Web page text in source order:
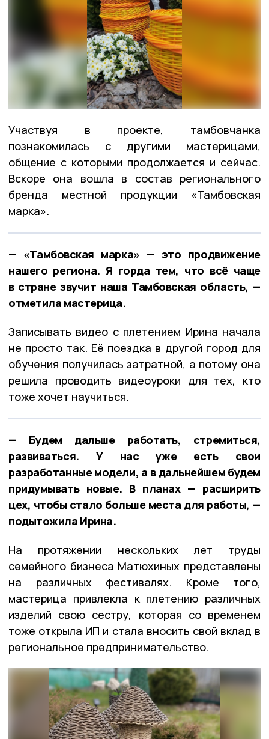
Участвуя в проекте, тамбовчанка
познакомилась с другими мастерицами,
общение с которыми продолжается и сейчас.
Вскоре она вошла в состав регионального
бренда местной продукции «Тамбовская
марка».
— «Тамбовская марка» — это продвижение
нашего региона. Я горда тем, что всё чаще
в стране звучит наша Тамбовская область, —
отметила мастерица.
Записывать видео с плетением Ирина начала
не просто так. Её поездка в другой город для
обучения получилась затратной, а потому она
решила проводить видеоуроки для тех, кто
тоже хочет научиться.
— Будем дальше работать, стремиться,
развиваться. У нас уже есть свои
разработанные модели, а в дальнейшем будем
придумывать новые. В планах — расширить
цех, чтобы стало больше места для работы, —
подытожила Ирина.
На протяжении нескольких лет труды
семейного бизнеса Матюхиных представлены
на различных фестивалях. Кроме того,
мастерица привлекла к плетению различных
изделий свою сестру, которая со временем
тоже открыла ИП и стала вносить свой вклад в
региональное предпринимательство.